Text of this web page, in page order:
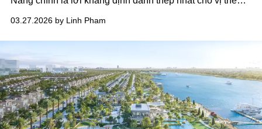
03.27.2026 by Linh Pham